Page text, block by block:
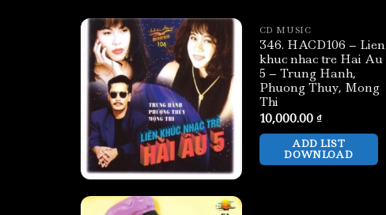
15. 15 Ca Dao Me.mp3
CD MUSIC
346. HACD106 – Lien
khuc nhac tre Hai Au
5 – Trung Hanh,
Phuong Thuy, Mong
Thi
10,000.00 ₫
ADD LIST
DOWNLOAD